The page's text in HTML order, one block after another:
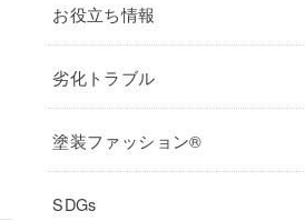
お役立ち情報
劣化トラブル
塗装ファッション®︎
SDGs